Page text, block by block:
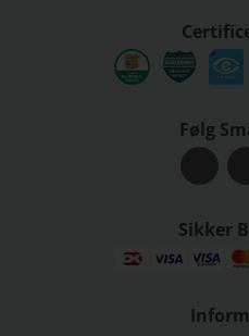
Følg
Sikker